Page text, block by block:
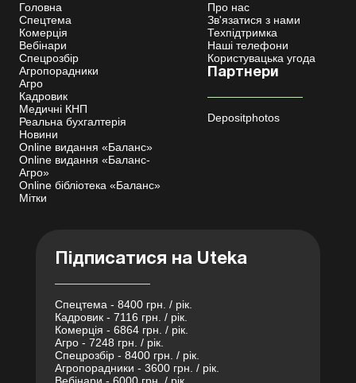
Головна
Спецтема
Комерція
Вебінари
Спецрозбір
Агропорадники
Агро
Кадровик
Медичні КНП
Реальна бухгалтерія
Новини
Online видання «Баланс»
Online видання «Баланс-
Агро»
Online бібліотека «Баланс»
Мітки
Про нас
Зв'язатися з нами
Техпідтримка
Наші телефони
Користувацька угода
Партнери
Depositphotos
Підписатися на Uteka
Спецтема - 8400 грн. / рік.
Кадровик - 7116 грн. / рік.
Комерція - 6864 грн. / рік.
Агро - 7248 грн. / рік.
Спецрозбір - 8400 грн. / рік.
Агропорадники - 3600 грн. / рік.